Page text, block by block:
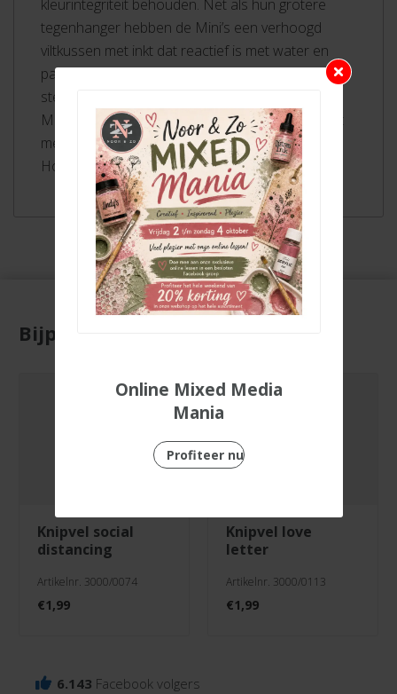
kleurintegriteit behouden. Net als hun grotere
tegenhanger hebben de Mini’s een verhoogd
viltkussen met inkt dat reactief is met water en
past bij het Distress-palet van producten. Elk
stempelkussen is stapelbaar en lichtbestendig.
Mini-inktkussens kunnen opnieuw worden geïnkt
met de bijpassende Distress Ink Re-inker. Tim
Holtz Mini Distress Ink Pads meten 1 “x 1”.
Bijpassende producten
knipvel social
distancing
Artikelnr. 3000/0074
€1,99
knipvel love
letter
Artikelnr. 3000/0113
€1,99
6.143 Facebook volgers
Online Mixed Media
Mania
Profiteer nu